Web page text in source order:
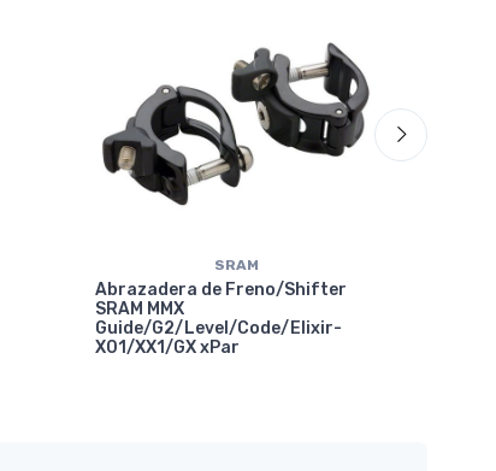
SRAM
Abrazadera de Freno/Shifter
SRAM MMX
Guide/G2/Level/Code/Elixir-
X01/XX1/GX xPar